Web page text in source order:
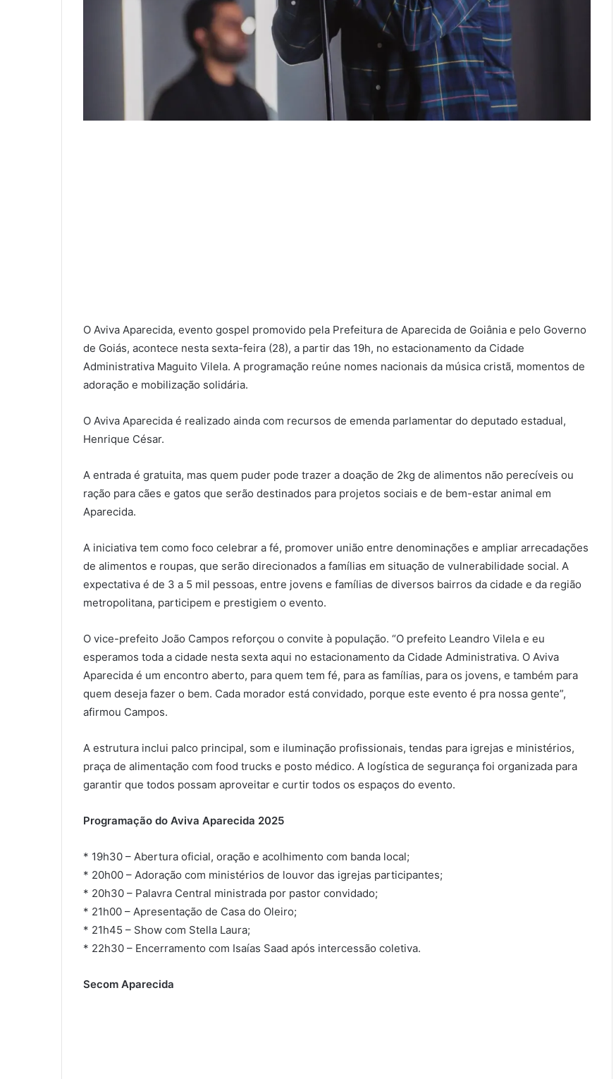
O Aviva Aparecida, evento gospel promovido pela Prefeitura de Aparecida de Goiânia e pelo Governo
de Goiás, acontece nesta sexta-feira (28), a partir das 19h, no estacionamento da Cidade
Administrativa Maguito Vilela. A programação reúne nomes nacionais da música cristã, momentos de
adoração e mobilização solidária.
O Aviva Aparecida é realizado ainda com recursos de emenda parlamentar do deputado estadual,
Henrique César.
A entrada é gratuita, mas quem puder pode trazer a doação de 2kg de alimentos não perecíveis ou
ração para cães e gatos que serão destinados para projetos sociais e de bem-estar animal em
Aparecida.
A iniciativa tem como foco celebrar a fé, promover união entre denominações e ampliar arrecadações
de alimentos e roupas, que serão direcionados a famílias em situação de vulnerabilidade social. A
expectativa é de 3 a 5 mil pessoas, entre jovens e famílias de diversos bairros da cidade e da região
metropolitana, participem e prestigiem o evento.
O vice-prefeito João Campos reforçou o convite à população. “O prefeito Leandro Vilela e eu
esperamos toda a cidade nesta sexta aqui no estacionamento da Cidade Administrativa. O Aviva
Aparecida é um encontro aberto, para quem tem fé, para as famílias, para os jovens, e também para
quem deseja fazer o bem. Cada morador está convidado, porque este evento é pra nossa gente”,
afirmou Campos.
A estrutura inclui palco principal, som e iluminação profissionais, tendas para igrejas e ministérios,
praça de alimentação com food trucks e posto médico. A logística de segurança foi organizada para
garantir que todos possam aproveitar e curtir todos os espaços do evento.
Programação do Aviva Aparecida 2025
* 19h30 – Abertura oficial, oração e acolhimento com banda local;
* 20h00 – Adoração com ministérios de louvor das igrejas participantes;
* 20h30 – Palavra Central ministrada por pastor convidado;
* 21h00 – Apresentação de Casa do Oleiro;
* 21h45 – Show com Stella Laura;
* 22h30 – Encerramento com Isaías Saad após intercessão coletiva.
Secom Aparecida